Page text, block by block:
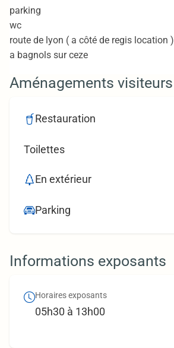
parking
wc
route de lyon ( a côté de regis location )
a bagnols sur ceze
Aménagements visiteurs
Restauration
Toilettes
En extérieur
Parking
Informations exposants
Horaires exposants
05h30 à 13h00